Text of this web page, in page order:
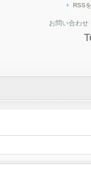
お問い合わせ
RSS